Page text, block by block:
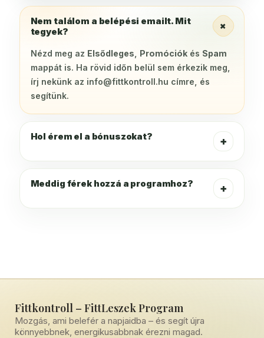
Nem találom a belépési emailt. Mit
tegyek?
+
Nézd meg az Elsődleges Promóciókés Spam
mappát is. Ha rövid időn belül sem érkezik meg,
írj nekünk az info@fittkontroll.hu címre, és
segítünk.
Hol érem el a bónuszokat? +
Meddig férek hozzá a programhoz? +
Fittkontroll – FittLeszek Program
Mozgás, ami belefér a napjaidba – és segít újra
könnyebbnek, energikusabbnak érezni magad.